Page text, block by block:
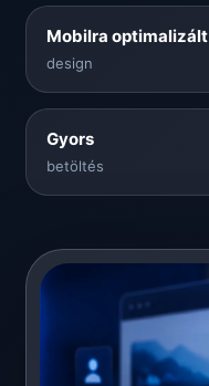
Mobilra optimalizált
design
Gyors
betöltés